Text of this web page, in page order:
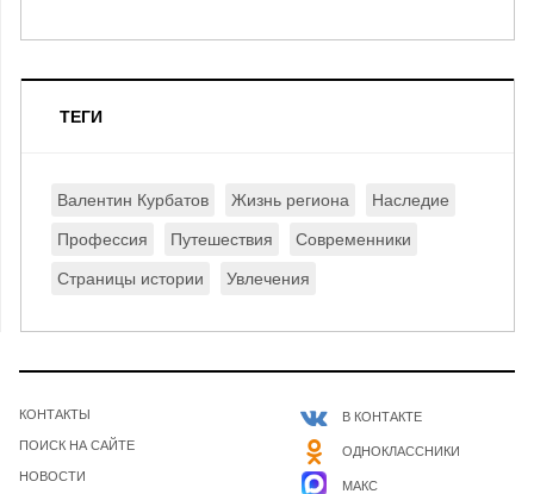
ТЕГИ
Валентин Курбатов Жизнь региона Наследие
Профессия Путешествия Современники
Страницы истории Увлечения
КОНТАКТЫ
ПОИСК НА САЙТЕ
НОВОСТИ
В КОНТАКТЕ
ОДНОКЛАССНИКИ
МАКС